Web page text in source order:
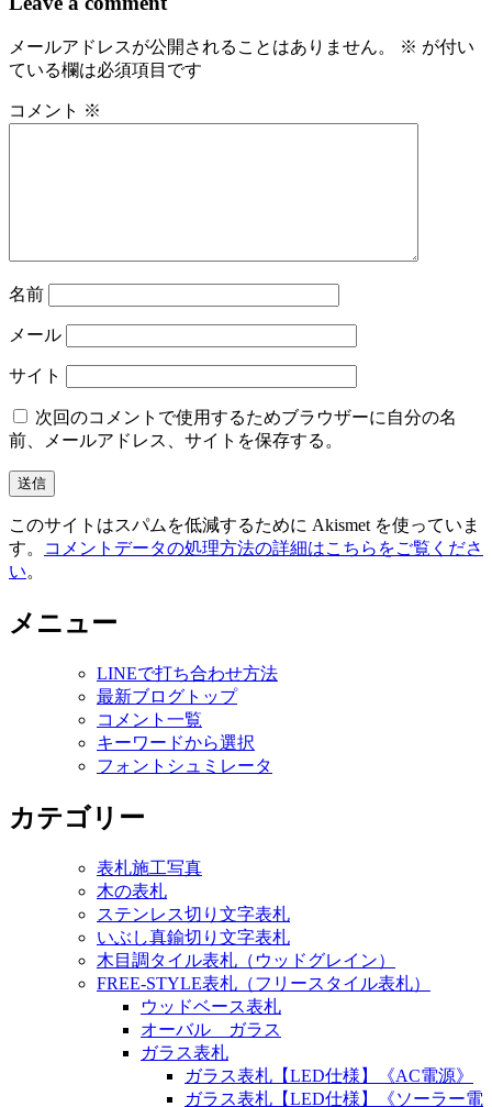
ゲ
シ
メールアドレスが公開されることはありません。 ※ が付い
ている欄は必須項目です
コメント ※
名前
メール
サイト
次回のコメントで使用するためブラウザーに自分の名
前、メールアドレス、サイトを保存する。
このサイトはスパムを低減するために Akismet を使っていま
す。
コメントデータの処理方法の詳細はこちらをご覧くださ
い。
メニュー
LINEで打ち合わせ方法
最新ブログトップ
コメント一覧
キーワードから選択
フォントシュミレータ
カテゴリー
表札施工写真
木の表札
ステンレス切り文字表札
いぶし真鍮切り文字表札
木目調タイル表札（ウッドグレイン）
FREE-STYLE表札（フリースタイル表札）
ウッドベース表札
オーバル ガラス
ガラス表札
ガラス表札【LED仕様】《AC電源》
ガラス表札【LED仕様】《ソーラー電